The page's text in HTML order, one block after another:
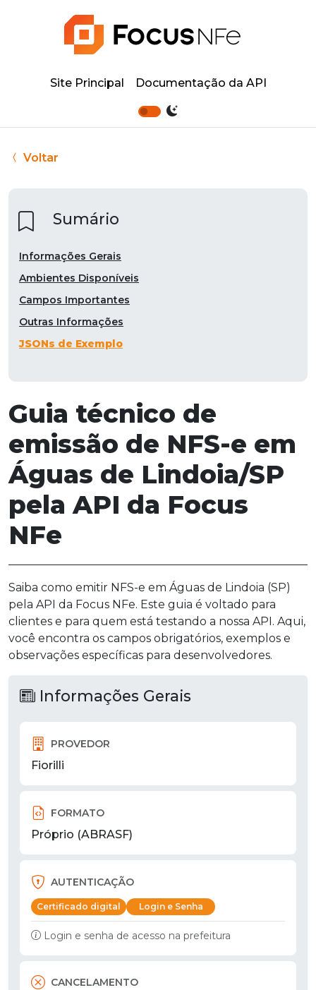
Site Principal Documentação da API
Voltar
Guia técnico de
emissão de NFS-e em
Águas de Lindoia/SP
pela API da Focus
NFe
Saiba como emitir NFS-e em Águas de Lindoia (SP)
pela API da Focus NFe. Este guia é voltado para
clientes e para quem está testando a nossa API. Aqui,
você encontra os campos obrigatórios, exemplos e
observações específicas para desenvolvedores.
Informações Gerais
PROVEDOR
Fiorilli
FORMATO
Próprio (ABRASF)
AUTENTICAÇÃO
Certificado digital Login e Senha
Login e senha de acesso na prefeitura
CANCELAMENTO
Sumário
Informações Gerais
Ambientes Disponíveis
Campos Importantes
Outras Informações
JSONs de Exemplo